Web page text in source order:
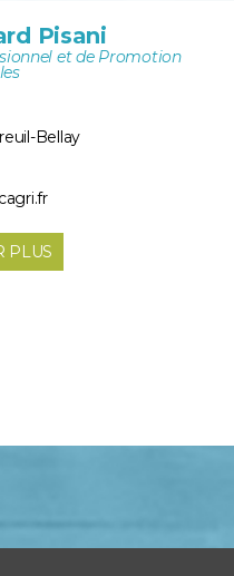
Pisani
et de Promotion
Bellay
PLUS